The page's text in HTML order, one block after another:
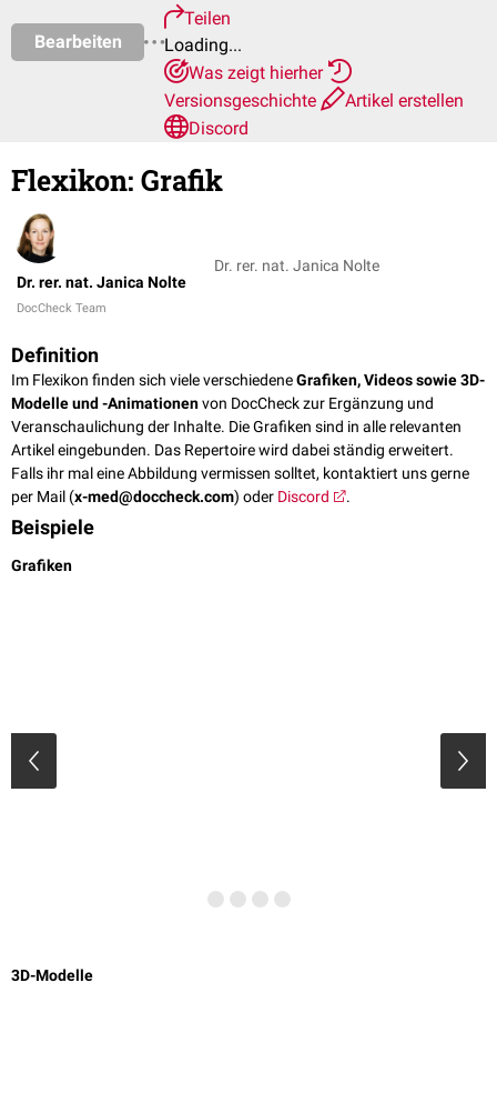
Bearbeiten
Teilen
Loading...
Was zeigt hierher
Versionsgeschichte
Artikel erstellen
Discord
Flexikon: Grafik
Dr. rer. nat. Janica Nolte
DocCheck Team
Dr. rer. nat. Janica Nolte
Definition
Im Flexikon finden sich viele verschiedeneGrafiken, Videos sowie 3D-
Modelle und -Animationenvon DocCheck zur Ergänzung und
Veranschaulichung der Inhalte. Die Grafiken sind in alle relevanten
Artikel eingebunden. Das Repertoire wird dabei ständig erweitert.
Falls ihr mal eine Abbildung vermissen solltet, kontaktiert uns gerne
per Mail (x-med@doccheck.com) oder Discord .
Beispiele
Grafiken
3D-Modelle